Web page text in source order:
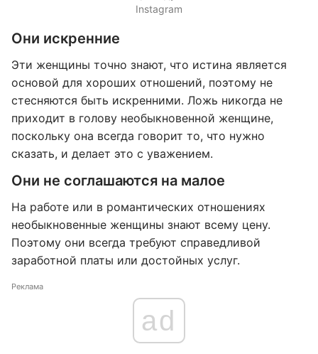
Instagram
Они искренние
Эти женщины точно знают, что истина является
основой для хороших отношений, поэтому не
стесняются быть искренними. Ложь никогда не
приходит в голову необыкновенной женщине,
поскольку она всегда говорит то, что нужно
сказать, и делает это с уважением.
Они не соглашаются на малое
На работе или в романтических отношениях
необыкновенные женщины знают всему цену.
Поэтому они всегда требуют справедливой
заработной платы или достойных услуг.
Реклама
ad